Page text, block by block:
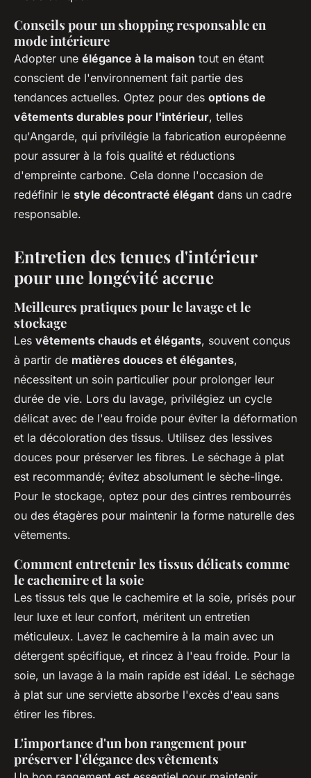
Conseils pour un shopping responsable en
mode intérieure
Adopter une élégance à la maison tout en étant
conscient de l'environnement fait partie des
tendances actuelles. Optez pour des options de
vêtements durables pour l'intérieur, telles
qu'Angarde, qui privilégie la fabrication européenne
pour assurer à la fois qualité et réductions
d'empreinte carbone. Cela donne l'occasion de
redéfinir le style décontracté élégant dans un cadre
responsable.
Entretien des tenues d'intérieur
pour une longévité accrue
Meilleures pratiques pour le lavage et le
stockage
Les vêtements chauds et élégants, souvent conçus
à partir de matières douces et élégantes,
nécessitent un soin particulier pour prolonger leur
durée de vie. Lors du lavage, privilégiez un cycle
délicat avec de l'eau froide pour éviter la déformation
et la décoloration des tissus. Utilisez des lessives
douces pour préserver les fibres. Le séchage à plat
est recommandé; évitez absolument le sèche-linge.
Pour le stockage, optez pour des cintres rembourrés
ou des étagères pour maintenir la forme naturelle des
vêtements.
Comment entretenir les tissus délicats comme
le cachemire et la soie
Les tissus tels que le cachemire et la soie, prisés pour
leur luxe et leur confort, méritent un entretien
méticuleux. Lavez le cachemire à la main avec un
détergent spécifique, et rincez à l'eau froide. Pour la
soie, un lavage à la main rapide est idéal. Le séchage
à plat sur une serviette absorbe l'excès d'eau sans
étirer les fibres.
L'importance d'un bon rangement pour
préserver l'élégance des vêtements